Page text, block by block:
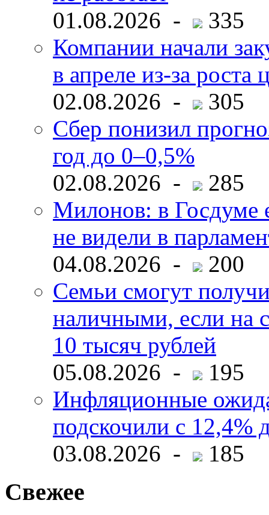
01.08.2026 -
335
Компании начали
в апреле из-за роста
02.08.2026 -
305
Сбер понизил
год до 0–0,5%
02.08.2026 -
285
Милонов: в Госдуме
не видели в
04.08.2026 -
200
Семьи смогут
наличными, если на
10 тысяч рублей
05.08.2026 -
195
Инфляционные
подскочили с 12,4%
03.08.2026 -
185
Свежее